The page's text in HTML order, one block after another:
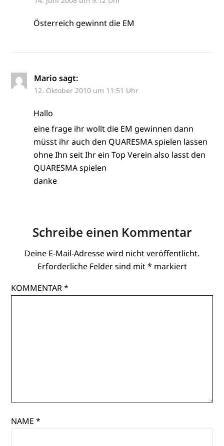
Österreich gewinnt die EM
Mario sagt:
12. Oktober 2010 um 11:51 Uhr
Hallo
eine frage ihr wollt die EM gewinnen dann
müsst ihr auch den QUARESMA spielen lassen
ohne Ihn seit Ihr ein Top Verein also lasst den
QUARESMA spielen
danke
Schreibe einen Kommentar
Deine E-Mail-Adresse wird nicht veröffentlicht.
Erforderliche Felder sind mit* markiert
KOMMENTAR*
NAME*